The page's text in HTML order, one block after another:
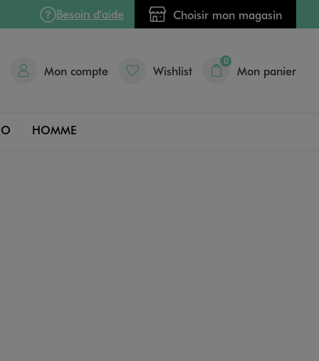
Besoin d'aide Choisir mon magasin
Mon compte Wishlist
0
Mon panier
HOMME